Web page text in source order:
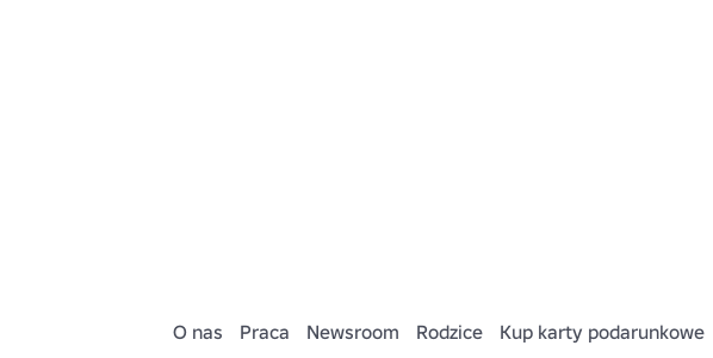
O nas Praca Newsroom Rodzice Kup karty podarunkowe